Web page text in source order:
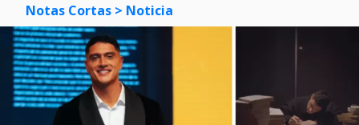
Notas Cortas > Noticia